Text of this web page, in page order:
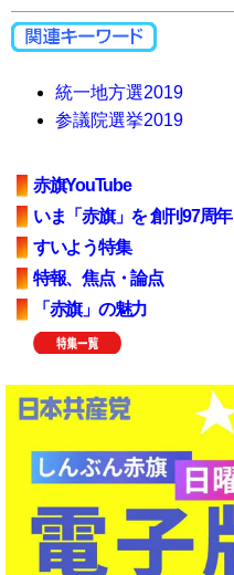
統一地方選2019
参議院選挙2019
赤旗YouTube
いま「赤旗」を 創刊97周年
すいよう特集
特報、焦点・論点
「赤旗」の魅力